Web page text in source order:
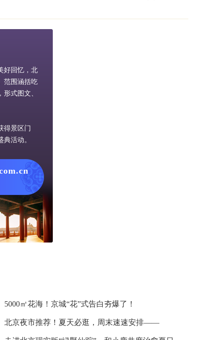
好回忆，北
范围涵括吃
式图文、
得景区门
活动。
5000㎡花海！京城“花”式告白夯爆了！
北京夜市推荐！夏天必逛，周末速速安排——